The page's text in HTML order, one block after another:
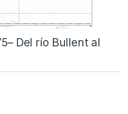
Del río Bullent al